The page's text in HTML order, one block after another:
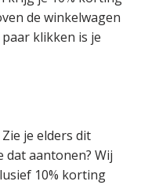
de winkelwagen
klikken is je
Zie je elders dit
dat aantonen? Wij
10% korting